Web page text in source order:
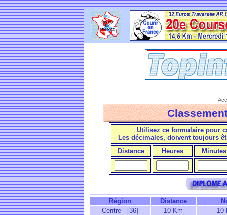
Utilisez ce formulaire pour
Les décimales, doivent toujours
Distance
Heures Minutes
Région Distance
Centre - [36]
10 Km
10